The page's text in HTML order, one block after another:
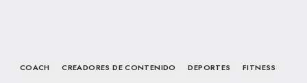
COACH CREADORES DE CONTENIDO DEPORTES
FITNESS